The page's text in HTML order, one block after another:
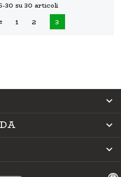
30 su 30 articoli
1 2 3


